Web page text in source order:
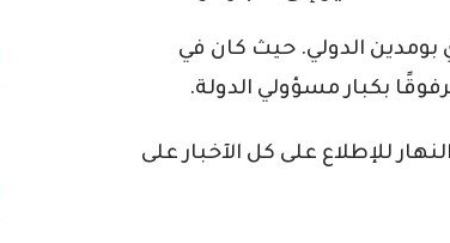
بومدين الدولي. حيث كان في
بكبار مسؤولي الدولة.
للإطلاع على كل الآخبار على